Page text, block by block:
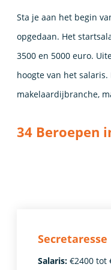
Sta je aan het begin
opgedaan. Het
3500 en 5000 euro.
hoogte van het
makelaardijbranche,
34 Beroepen
Secretaresse
Salaris: €2400 tot